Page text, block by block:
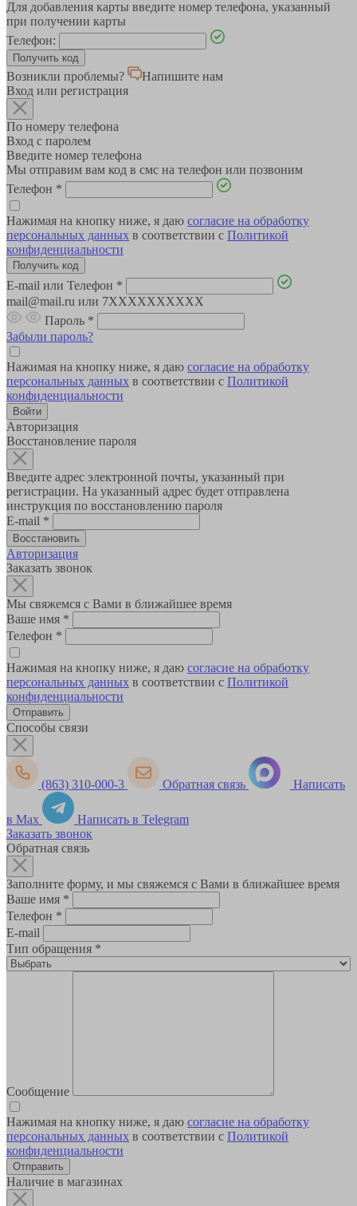
Для добавления карты введите номер телефона, указанный
при получении карты
Телефон:
Возникли проблемы?
Напишите нам
Вход или регистрация
По номеру телефона
Вход с паролем
Введите номер телефона
Мы отправим вам код в смс на телефон или позвоним
Телефон *
Нажимая на кнопку ниже, я даю согласие на обработку
персональных данных в соответствии с Политикой
конфиденциальности
E-mail или Телефон *
mail@mail.ru или 7XXXXXXXXXX
Пароль *
Забыли пароль?
Нажимая на кнопку ниже, я даю согласие на обработку
персональных данных в соответствии с Политикой
конфиденциальности
Авторизация
Восстановление пароля
Введите адрес электронной почты, указанный при
регистрации. На указанный адрес будет отправлена
инструкция по восстановлению пароля
E-mail *
Авторизация
Заказать звонок
Мы свяжемся с Вами в ближайшее время
Ваше имя *
Телефон *
Нажимая на кнопку ниже, я даю согласие на обработку
персональных данных в соответствии с Политикой
конфиденциальности
Способы связи
(863) 310-000-3 Обратная связь Написать
в Max
Написать в Telegram
Заказать звонок
Обратная связь
Заполните форму, и мы свяжемся с Вами в ближайшее время
Ваше имя *
Телефон *
E-mail
Тип обращения *
Сообщение
Нажимая на кнопку ниже, я даю согласие на обработку
персональных данных в соответствии с Политикой
конфиденциальности
Наличие в магазинах